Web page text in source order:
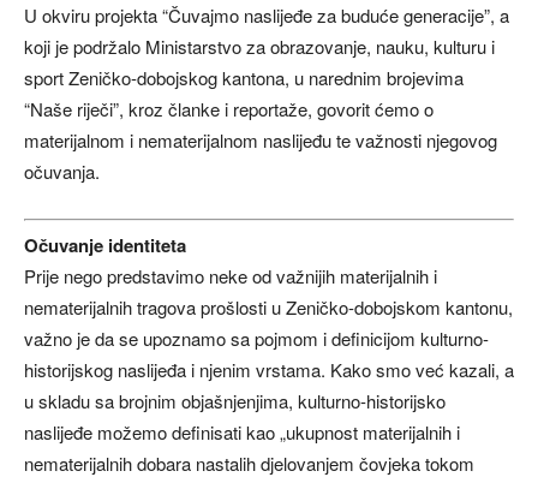
U okviru projekta “Čuvajmo naslijeđe za buduće generacije”, a
koji je podržalo Ministarstvo za obrazovanje, nauku, kulturu i
sport Zeničko-dobojskog kantona, u narednim brojevima
“Naše riječi”, kroz članke i reportaže, govorit ćemo o
materijalnom i nematerijalnom naslijeđu te važnosti njegovog
očuvanja.
Očuvanje identiteta
Prije nego predstavimo neke od važnijih materijalnih i
nematerijalnih tragova prošlosti u Zeničko-dobojskom kantonu,
važno je da se upoznamo sa pojmom i definicijom kulturno-
historijskog naslijeđa i njenim vrstama. Kako smo već kazali, a
u skladu sa brojnim objašnjenjima, kulturno-historijsko
naslijeđe možemo definisati kao „ukupnost materijalnih i
nematerijalnih dobara nastalih djelovanjem čovjeka tokom